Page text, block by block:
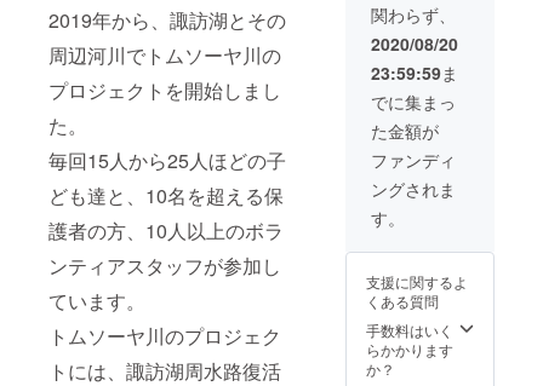
2019年から、諏訪湖とその
周辺河川でトムソーヤ川の
プロジェクトを開始しまし
た。
毎回15人から25人ほどの子
ども達と、10名を超える保
護者の方、10人以上のボラ
ンティアスタッフが参加し
ています。
トムソーヤ川のプロジェク
トには、諏訪湖周水路復活
関わらず、
2020/08/20
23:59:59ま
でに集まっ
た金額が
ファンディ
ングされま
す。
支援に関するよ
くある質問
手数料はいく
らかかります
か？